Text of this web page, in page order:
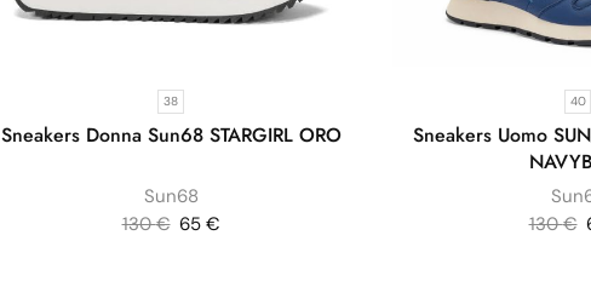
38
Sneakers Donna Sun68 STARGIRL ORO
Sun68
130€ 65 €
40
Sneakers Uomo
130€